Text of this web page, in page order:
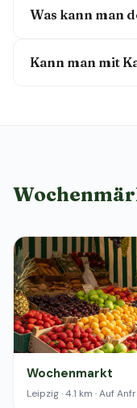
Was kann man
Kann man mit
Wochenmarkt
Leipzig · 4.1 km · Auf